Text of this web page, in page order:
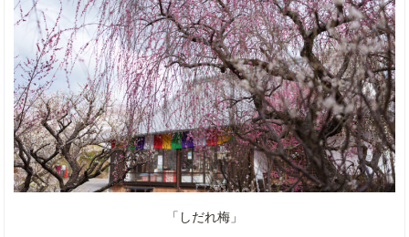
「しだれ梅」